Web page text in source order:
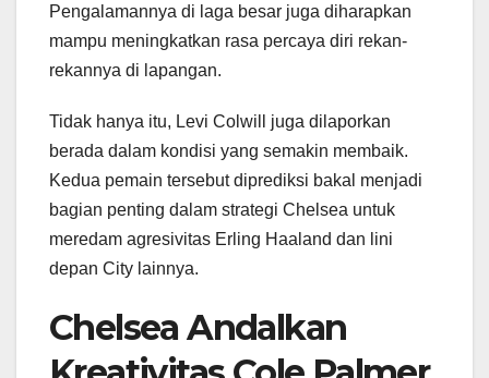
Pengalamannya di laga besar juga diharapkan
mampu meningkatkan rasa percaya diri rekan-
rekannya di lapangan.
Tidak hanya itu, Levi Colwill juga dilaporkan
berada dalam kondisi yang semakin membaik.
Kedua pemain tersebut diprediksi bakal menjadi
bagian penting dalam strategi Chelsea untuk
meredam agresivitas Erling Haaland dan lini
depan City lainnya.
Chelsea Andalkan